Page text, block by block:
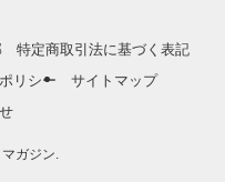
特定商取引法に基づく表記
リシー
サイトマップ
ガジン.